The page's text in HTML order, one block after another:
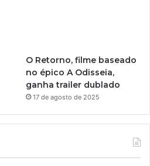
O Retorno, filme baseado
no épico A Odisseia,
ganha trailer dublado
17 de agosto de 2025